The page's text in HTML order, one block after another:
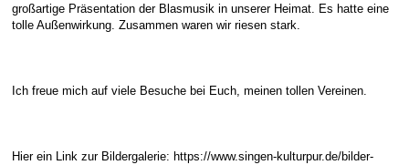
großartige Präsentation der Blasmusik in unserer Heimat. Es hatte eine
tolle Außenwirkung. Zusammen waren wir riesen stark.
Ich freue mich auf viele Besuche bei Euch, meinen tollen Vereinen.
Hier ein Link zur Bildergalerie: https://www.singen-kulturpur.de/bilder-